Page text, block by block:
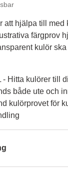
att hjälpa till med
färgprov
kulör
- Hitta kulörer till
både ute och
kulörprovet för